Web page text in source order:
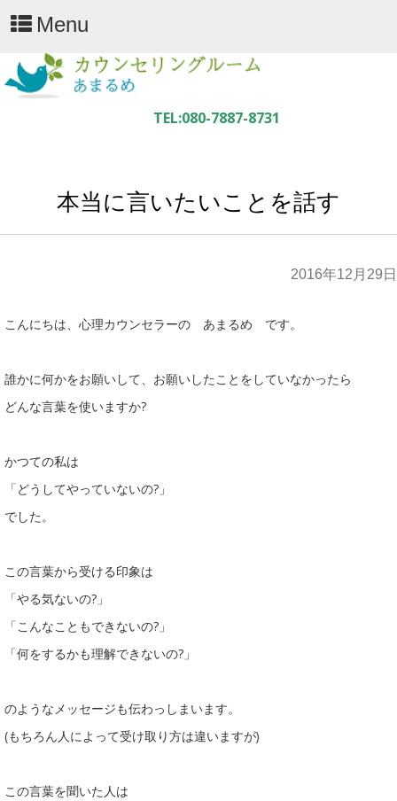
Menu
本当に言いたいことを話す
2016年12月29日
こんにちは、心理カウンセラーの あまるめ です。
誰かに何かをお願いして、お願いしたことをしていなかったら
どんな言葉を使いますか?
かつての私は
「どうしてやっていないの?」
でした。
この言葉から受ける印象は
「やる気ないの?」
「こんなこともできないの?」
「何をするかも理解できないの?」
のようなメッセージも伝わっしまいます。
(もちろん人によって受け取り方は違いますが)
この言葉を聞いた人は